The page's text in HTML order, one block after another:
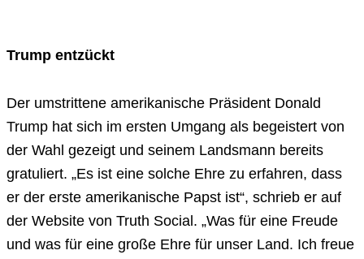
Trump entzückt
Der umstrittene amerikanische Präsident Donald
Trump hat sich im ersten Umgang als begeistert von
der Wahl gezeigt und seinem Landsmann bereits
gratuliert. „Es ist eine solche Ehre zu erfahren, dass
er der erste amerikanische Papst ist“, schrieb er auf
der Website von Truth Social. „Was für eine Freude
und was für eine große Ehre für unser Land. Ich freue